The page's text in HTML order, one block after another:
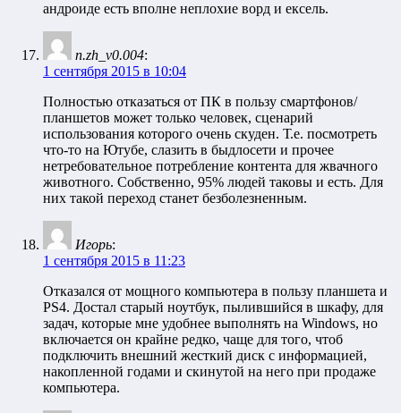
андроиде есть вполне неплохие ворд и ексель.
n.zh_v0.004:
1 сентября 2015 в 10:04
Полностью отказаться от ПК в пользу смартфонов/
планшетов может только человек, сценарий
использования которого очень скуден. Т.е. посмотреть
что-то на Ютубе, слазить в быдлосети и прочее
нетребовательное потребление контента для жвачного
животного. Собственно, 95% людей таковы и есть. Для
них такой переход станет безболезненным.
Игорь:
1 сентября 2015 в 11:23
Отказался от мощного компьютера в пользу планшета и
PS4. Достал старый ноутбук, пылившийся в шкафу, для
задач, которые мне удобнее выполнять на Windows, но
включается он крайне редко, чаще для того, чтоб
подключить внешний жесткий диск с информацией,
накопленной годами и скинутой на него при продаже
компьютера.